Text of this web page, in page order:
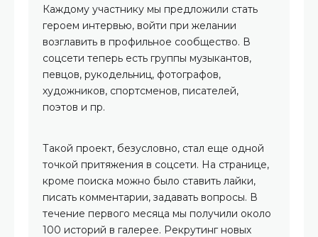
Каждому участнику мы предложили стать
героем интервью, войти при желании
возглавить в профильное сообщество. В
соцсети теперь есть группы музыкантов,
певцов, рукодельниц, фотографов,
художников, спортсменов, писателей,
поэтов и пр.
Такой проект, безусловно, стал еще одной
точкой притяжения в соцсети. На странице,
кроме поиска можно было ставить лайки,
писать комментарии, задавать вопросы. В
течение первого месяца мы получили около
100 историй в галерее. Рекрутинг новых